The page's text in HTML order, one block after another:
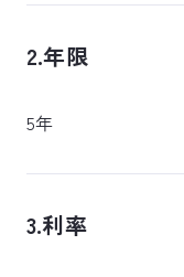
2.年限
5年
3.利率